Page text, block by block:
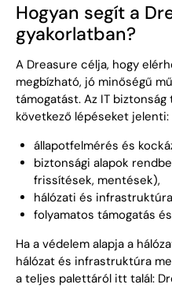
Hogyan segít a
gyakorlatban?
A Dreasure célja, hogy
megbízható, jó minőségű
támogatást. Az IT
következő lépéseket jelenti:
állapotfelmérés és
biztonsági alapok
frissítések, mentések),
hálózati és
folyamatos támogatás
Ha a védelem alapja a
hálózat és infrastruktúra
a teljes palettáról itt talál: